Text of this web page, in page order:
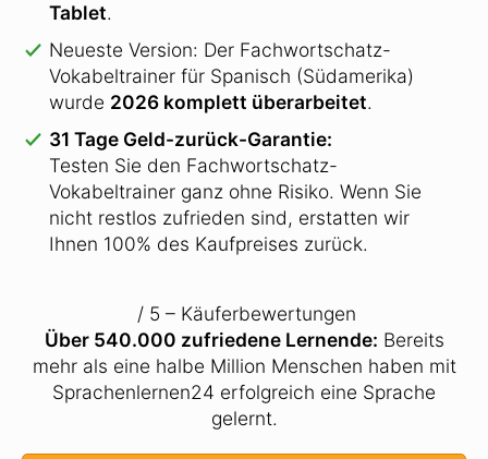
Tablet.
Neueste Version: Der Fachwortschatz-
Vokabeltrainer für Spanisch (Südamerika)
wurde 2026 komplett überarbeitet.
31 Tage Geld-zurück-Garantie:
Testen Sie den Fachwortschatz-
Vokabeltrainer ganz ohne Risiko. Wenn Sie
nicht restlos zufrieden sind, erstatten wir
Ihnen 100% des Kaufpreises zurück.
/ 5 – Käuferbewertungen
Über 540.000 zufriedene Lernende: Bereits
mehr als eine halbe Million Menschen haben mit
Sprachenlernen24 erfolgreich eine Sprache
gelernt.